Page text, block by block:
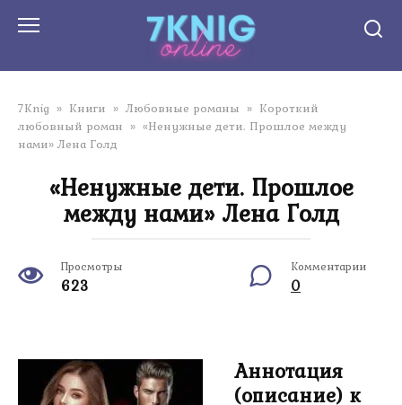
7Knig » Книги » Любовные романы » Короткий
любовный роман » «Ненужные дети. Прошлое между
нами» Лена Голд
«Ненужные дети. Прошлое
между нами» Лена Голд
Просмотры
623
Комментарии
0
Аннотация
(описание) к